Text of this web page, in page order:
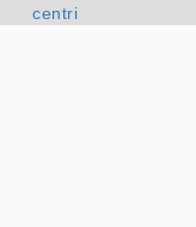
centri